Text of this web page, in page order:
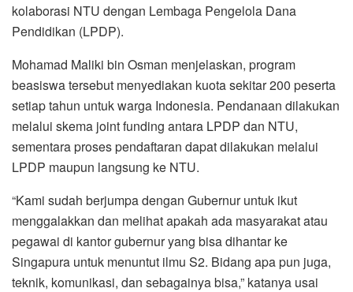
kolaborasi NTU dengan Lembaga Pengelola Dana
Pendidikan (LPDP).
Mohamad Maliki bin Osman menjelaskan, program
beasiswa tersebut menyediakan kuota sekitar 200 peserta
setiap tahun untuk warga Indonesia. Pendanaan dilakukan
melalui skema joint funding antara LPDP dan NTU,
sementara proses pendaftaran dapat dilakukan melalui
LPDP maupun langsung ke NTU.
“Kami sudah berjumpa dengan Gubernur untuk ikut
menggalakkan dan melihat apakah ada masyarakat atau
pegawai di kantor gubernur yang bisa dihantar ke
Singapura untuk menuntut ilmu S2. Bidang apa pun juga,
teknik, komunikasi, dan sebagainya bisa,” katanya usai